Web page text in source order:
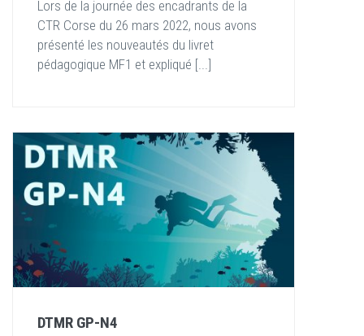
Lors de la journée des encadrants de la
CTR Corse du 26 mars 2022, nous avons
présenté les nouveautés du livret
pédagogique MF1 et expliqué [...]
DTMR GP-N4